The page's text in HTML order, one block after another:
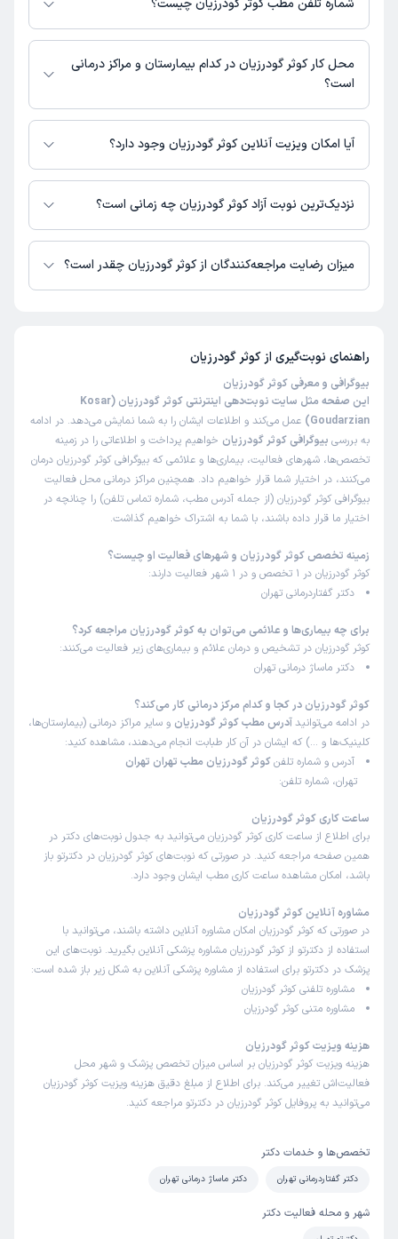
شماره تلفن مطب کوثر گودرزیان چیست؟
مطب تهران : شماره تماس مطب کوثر گودرزیان در حال حاضر در این صفحه
ثبت نشده است.
محل کار کوثر گودرزیان در کدام بیمارستان و مراکز درمانی
است؟
اطلاعاتی درباره محل فعالیت کوثر گودرزیان در مراکز درمانی در دسترس نیست.
آیا امکان ویزیت آنلاین کوثر گودرزیان وجود دارد؟
در حال حاضر کوثر گودرزیان مشاوره پزشکی آنلاین به صورت تلفنی و متنی دارند.
نزدیک‌ترین نوبت آزاد کوثر گودرزیان چه زمانی است؟
کوثر گودرزیان از روز شنبه 17 مرداد 1405 بیمار جدید می‌پذیرند.
میزان رضایت مراجعه‌کنندگان از کوثر گودرزیان چقدر است؟
راهنمای نوبت‌گیری ازکوثر گودرزیان
بیوگرافی و معرفی کوثر گودرزیان
این صفحه مثل سایت نوبت‌دهی اینترنتی کوثر گودرزیان (Kosar
Goudarzian)
عمل می‌کند و اطلاعات ایشان را به شما نمایش می‌دهد. در ادامه
به بررسی بیوگرافی کوثر گودرزیان خواهیم پرداخت و اطلاعاتی را در زمینه
تخصص‌ها، شهرهای فعالیت، بیماری‌ها و علائمی که بیوگرافی کوثر گودرزیان درمان
می‌کنند، در اختیار شما قرار خواهیم داد. همچنین مراکز درمانی محل فعالیت
بیوگرافی کوثر گودرزیان (از جمله آدرس مطب، شماره تماس تلفن) را چنانچه در
اختیار ما قرار داده باشند، با شما به اشتراک خواهیم گذاشت.
زمینه تخصص کوثر گودرزیان و شهرهای فعالیت او چیست؟
کوثر گودرزیان در 1 تخصص و در 1 شهر فعالیت دارند:
دکتر گفتاردرمانی تهران
برای چه بیماری‌ها و علائمی می‌توان به کوثر گودرزیان مراجعه کرد؟
کوثر گودرزیان در تشخیص و درمان علائم و بیماری‌های زیر فعالیت می‌کنند:
دکتر ماساژ درمانی تهران
کوثر گودرزیان در کجا و کدام مرکز درمانی کار می‌کند؟
در ادامه می‌توانید آدرس مطب کوثر گودرزیان و سایر مراکز درمانی (بیمارستان‌ها،
کلینیک‌ها و …) که ایشان در آن کار طبابت انجام می‌دهند، مشاهده کنید:
آدرس و شماره تلفنکوثر گودرزیان مطب تهران تهران
تهران، شماره تلفن:
ساعت کاری کوثر گودرزیان
برای اطلاع از ساعت کاری کوثر گودرزیان می‌توانید به جدول نوبت‌های دکتر در
همین صفحه مراجعه کنید. در صورتی که نوبت‌های کوثر گودرزیان در دکترتو باز
باشد، امکان مشاهده ساعت کاری مطب ایشان وجود دارد.
مشاوره آنلاین کوثر گودرزیان
در صورتی که کوثر گودرزیان امکان مشاوره آنلاین داشته باشند، می‌توانید با
استفاده از دکترتو از کوثر گودرزیان مشاوره پزشکی آنلاین بگیرید. نوبت‌های این
پزشک در دکترتو برای استفاده از مشاوره پزشکی آنلاین به شکل زیر باز شده است:
مشاوره تلفنی کوثر گودرزیان
مشاوره متنی کوثر گودرزیان
هزینه ویزیت کوثر گودرزیان
هزینه ویزیت کوثر گودرزیان بر اساس میزان تخصص پزشک و شهر محل
فعالیت‌اش تغییر می‌کند. برای اطلاع از مبلغ دقیق هزینه ویزیت کوثر گودرزیان
می‌توانید به پروفایل کوثر گودرزیان در دکترتو مراجعه کنید.
تخصص‌ها و خدمات دکتر
دکتر گفتاردرمانی تهران دکتر ماساژ درمانی تهران
شهر و محله فعالیت دکتر